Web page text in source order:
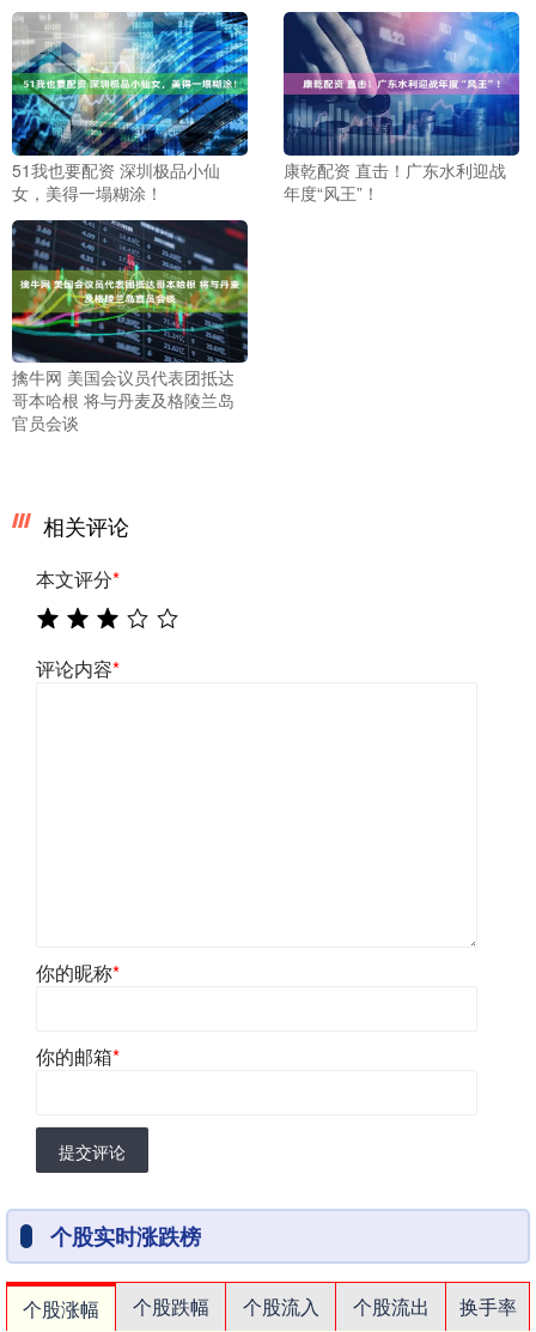
51我也要配资 深圳极品小仙
女，美得一塌糊涂！
康乾配资 直击！广东水利迎战
年度“风王”！
擒牛网 美国会议员代表团抵达
哥本哈根 将与丹麦及格陵兰岛
官员会谈
相关评论
本文评分*
评论内容*
你的昵称*
你的邮箱*
提交评论
个股实时涨跌榜
个股涨幅 个股跌幅 个股流入 个股流出
换手率